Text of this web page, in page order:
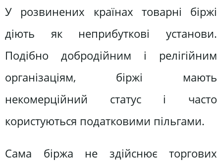
У розвинених країнах товарні біржі
діють як неприбуткові установи.
Подібно добродійним і релігійним
організаціям, біржі мають
некомерційний статус і часто
користуються податковими пільгами.
Сама біржа не здійснює торгових